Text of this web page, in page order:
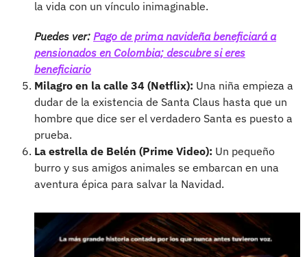
la vida con un vínculo inimaginable.
Puedes ver: Pago de prima navideña beneficiará a
pensionados en Colombia; descubre si eres
beneficiario
Milagro en la calle 34 (Netflix): Una niña empieza a
dudar de la existencia de Santa Claus hasta que un
hombre que dice ser el verdadero Santa es puesto a
prueba.
La estrella de Belén (Prime Video): Un pequeño
burro y sus amigos animales se embarcan en una
aventura épica para salvar la Navidad.